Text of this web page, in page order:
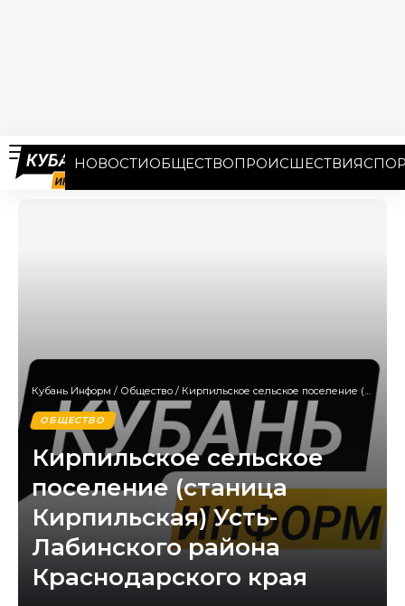
НОВОСТИОБЩЕСТВОПРОИСШЕСТВИЯ
Кубань Информ / Общество / Кирпильское сельское поселение (станица Кирпильская) Усть-Лабинского района Краснодарского края
ОБЩЕСТВО
Кирпильское сельское
поселение (станица
Кирпильская) Усть-
Лабинского района
Краснодарского края